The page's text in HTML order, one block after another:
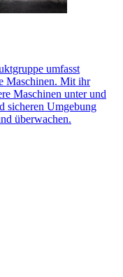
umfasst
Maschinen. Mit ihr
Maschinen unter und
sicheren Umgebung
überwachen.